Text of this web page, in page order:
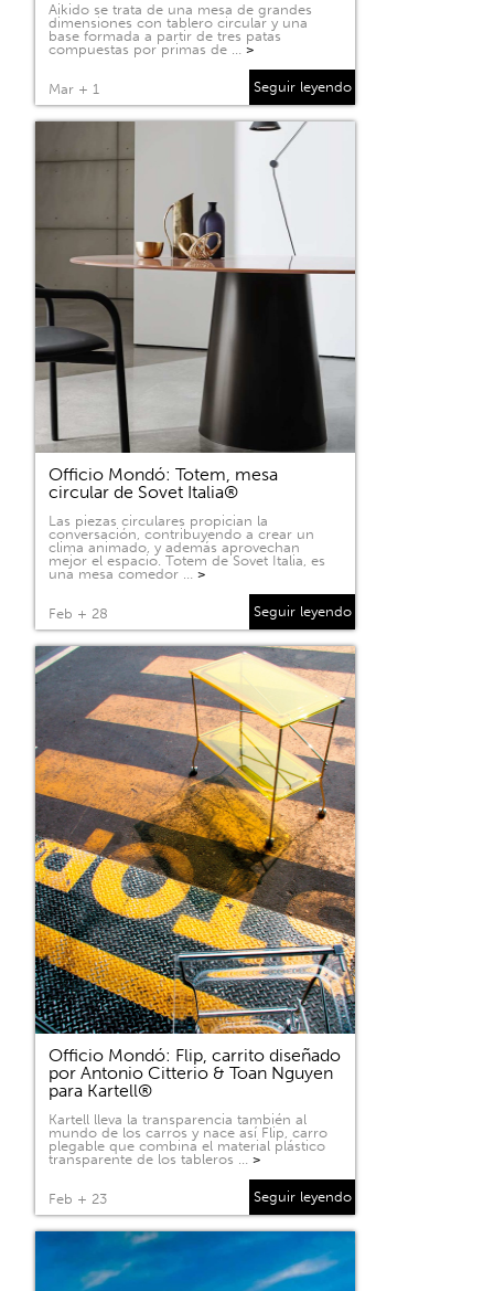
Aikido se trata de una mesa de grandes
dimensiones con tablero circular y una
base formada a partir de tres patas
compuestas por primas de … >
Mar + 1 Seguir leyendo
Officio Mondó: Totem, mesa
circular de Sovet Italia®
Las piezas circulares propician la
conversación, contribuyendo a crear un
clima animado, y además aprovechan
mejor el espacio. Totem de Sovet Italia, es
una mesa comedor … >
Feb + 28 Seguir leyendo
Officio Mondó: Flip, carrito diseñado
por Antonio Citterio & Toan Nguyen
para Kartell®
Kartell lleva la transparencia también al
mundo de los carros y nace así Flip, carro
plegable que combina el material plástico
transparente de los tableros … >
Feb + 23 Seguir leyendo